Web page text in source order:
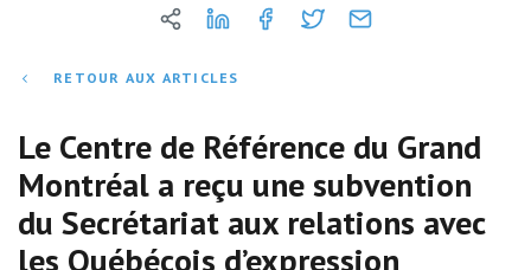
RETOUR AUX ARTICLES
Le Centre de Référence du Grand
Montréal a reçu une subvention
du Secrétariat aux relations avec
les Québécois d’expression